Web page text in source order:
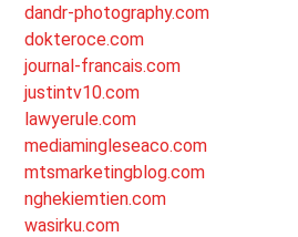
dandr-photography.com
dokteroce.com
journal-francais.com
justintv10.com
lawyerule.com
mediamingleseaco.com
mtsmarketingblog.com
nghekiemtien.com
wasirku.com